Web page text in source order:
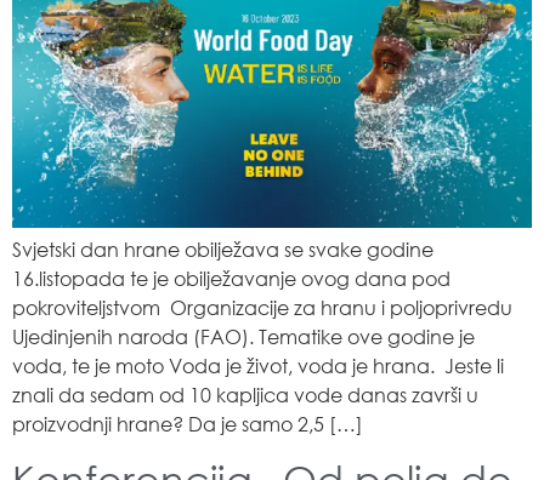
Svjetski dan hrane obilježava se svake godine
16.listopada te je obilježavanje ovog dana pod
pokroviteljstvom Organizacije za hranu i poljoprivredu
Ujedinjenih naroda (FAO). Tematike ove godine je
voda, te je moto Voda je život, voda je hrana. Jeste li
znali da sedam od 10 kapljica vode danas završi u
proizvodnji hrane? Da je samo 2,5 […]